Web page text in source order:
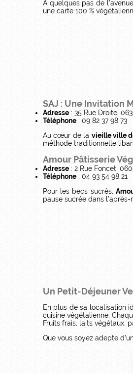
À quelques pas de
une carte 100 %
SAJ : Une Invitation
Adresse : 35 Rue Droite,
Téléphone : 09 82 37 98 73
Au cœur de la vieille ville
méthode traditionnelle
Amour Pâtisserie
Adresse : 2 Rue Foncet,
Téléphone : 04 93 54 98 21
Pour les becs sucrés,
pause sucrée dans l’après-
Un Petit-Déjeuner
En plus de sa localisation
cuisine végétalienne.
Fruits frais, laits végétaux,
Que vous soyez adepte